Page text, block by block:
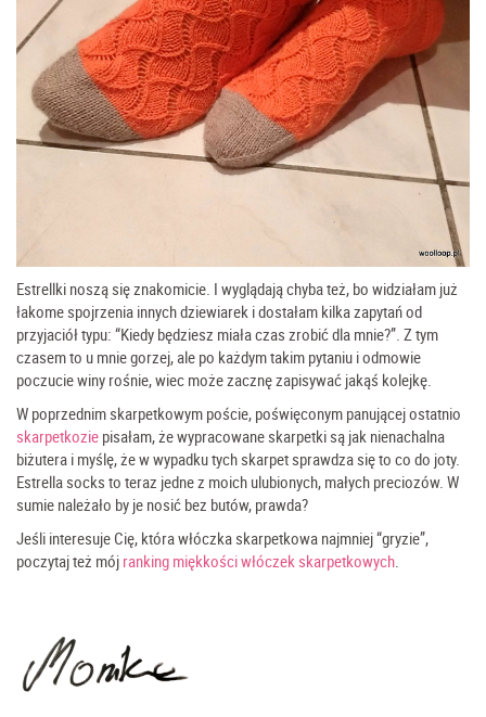
Estrellki noszą się znakomicie. I wyglądają chyba też, bo widziałam już
łakome spojrzenia innych dziewiarek i dostałam kilka zapytań od
przyjaciół typu: “Kiedy będziesz miała czas zrobić dla mnie?”. Z tym
czasem to u mnie gorzej, ale po każdym takim pytaniu i odmowie
poczucie winy rośnie, wiec może zacznę zapisywać jakąś kolejkę.
W poprzednim skarpetkowym poście, poświęconym panującej ostatnio
skarpetkozie pisałam, że wypracowane skarpetki są jak nienachalna
biżutera i myślę, że w wypadku tych skarpet sprawdza się to co do joty.
Estrella socks to teraz jedne z moich ulubionych, małych preciozów. W
sumie należało by je nosić bez butów, prawda?
Jeśli interesuje Cię, która włóczka skarpetkowa najmniej “gryzie”,
poczytaj też mój ranking miękkości włóczek skarpetkowych